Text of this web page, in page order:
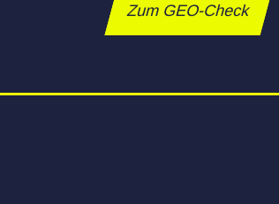
Zum GEO-Check